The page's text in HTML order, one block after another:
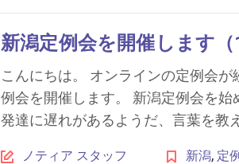
新潟定例会を開催します（
こんにちは。 オンラインの定例会
例会を開催します。 新潟定例会を始
発達に遅れがあるようだ、言葉を教
ノティア スタッフ 新潟, 定